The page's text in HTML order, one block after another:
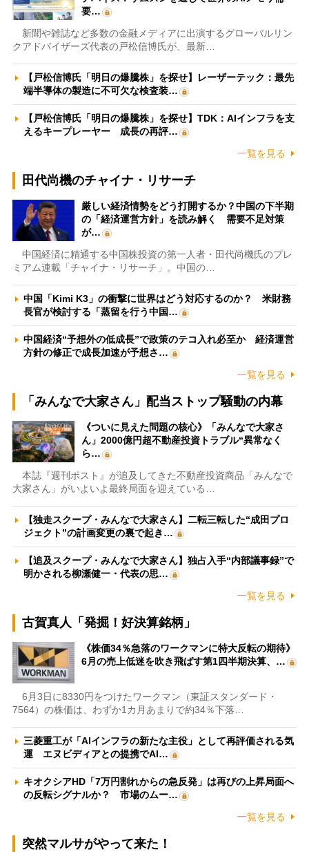
要…
新聞や雑誌など多数の金融メディアに出演するグローバルリン
クアドバイザーズ代表の戸松信博氏が、最新…
【戸松信博氏「明日の爆騰株」を探せ】レーザーテック：最先
端半導体の製造に不可欠な検査装…
【戸松信博氏「明日の爆騰株」を探せ】TDK：AIインフラを支
えるキープレーヤー 成長の再評…
一覧を見る
田代尚機のチャイナ・リサーチ
厳しい経済情勢をどう打開するか？中国の下半期
の「経済運営方針」を読み解く 需要不足対策
が…
中国経済に精通する中国株投資の第一人者・田代尚機氏のプレ
ミアム連載「チャイナ・リサーチ」。中国の…
中国「Kimi K3」の衝撃に世界はどう対応するのか？ 米財務
長官が検討する「蒸留を行う中国…
中国経済“予想外の低成長”で政策のテコ入れ必至か 経済運営
方針の修正で成長加速が予想さ…
一覧を見る
「みんなで大家さん」配当ストップ騒動の内幕
《ついに見えた問題の核心》「みんなで大家さ
ん」2000億円超不動産投資トラブル“異常なく
ら…
本誌『週刊ポスト』が追及してきた不動産投資商品「みんなで
大家さん」がいよいよ最終局面を迎えている…
【独走スクープ・みんなで大家さん】二転三転した“成田プロ
ジェクト”の計画変更の裏で起き…
【追及スクープ・みんなで大家さん】独占入手“内部議事録”で
明かされる柳瀬健一・代表の思…
一覧を見る
古賀真人「発掘！好決算銘柄」
《株価34％急落のワークマンに特大反転の期待》
6月の売上低迷を吹き飛ばす第1四半期決算、…
6月3日に8330円をつけたワークマン（東証スタンダード・
7564）の株価は、わずか1カ月あまりで約34％下落…
三菱重工が「AIインフラの新たな主役」として再評価される気
運 エヌビディアとの提携でAI…
キオクシアHD「7万円割れからの急反発」は再びの上昇局面へ
の反転シグナルか？ 市場のムー…
一覧を見る
突然マルサがやって来た！